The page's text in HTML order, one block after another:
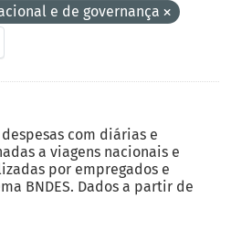
e de governança
com diárias e
a viagens nacionais e
por empregados e
BNDES. Dados a partir de